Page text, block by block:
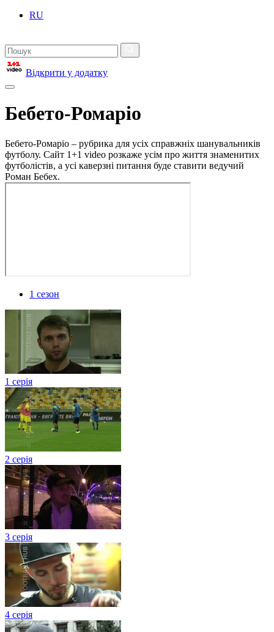
RU
Відкрити у додатку
Бебето-Ромаріо
Бебето-Ромаріо – рубрика для усіх справжніх шанувальників
футболу. Сайт 1+1 video розкаже усім про життя знаменитих
футболістів, а усі каверзні питання буде ставити ведучий
Роман Бебех.
1 сезон
1 серія
2 серія
3 серія
4 серія